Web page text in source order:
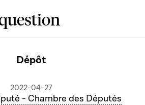
Dépôt
2022-04-27
- Chambre des Députés